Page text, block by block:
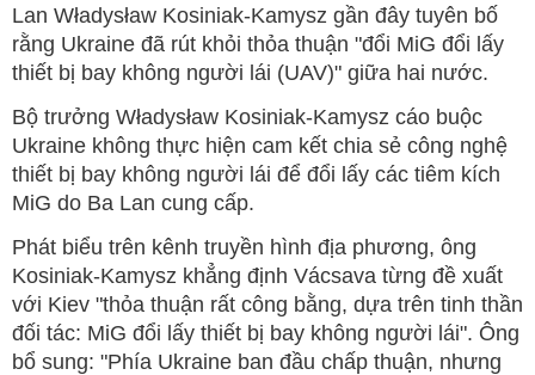
Lan Władysław Kosiniak-Kamysz gần đây tuyên bố
rằng Ukraine đã rút khỏi thỏa thuận "đổi MiG đổi lấy
thiết bị bay không người lái (UAV)" giữa hai nước.
Bộ trưởng Władysław Kosiniak-Kamysz cáo buộc
Ukraine không thực hiện cam kết chia sẻ công nghệ
thiết bị bay không người lái để đổi lấy các tiêm kích
MiG do Ba Lan cung cấp.
Phát biểu trên kênh truyền hình địa phương, ông
Kosiniak-Kamysz khẳng định Vácsava từng đề xuất
với Kiev "thỏa thuận rất công bằng, dựa trên tinh thần
đối tác: MiG đổi lấy thiết bị bay không người lái". Ông
bổ sung: "Phía Ukraine ban đầu chấp thuận, nhưng